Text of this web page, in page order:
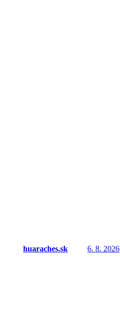
huaraches.sk 6. 8. 2026